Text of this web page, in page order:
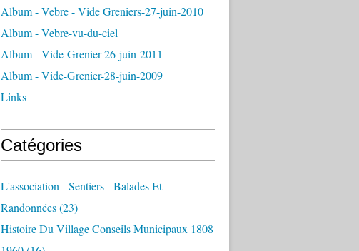
Album - Vebre - Vide Greniers-27-juin-2010
Album - Vebre-vu-du-ciel
Album - Vide-Grenier-26-juin-2011
Album - Vide-Grenier-28-juin-2009
Links
Catégories
L'association - Sentiers - Balades Et
Randonnées(23)
Histoire Du Village Conseils Municipaux 1808